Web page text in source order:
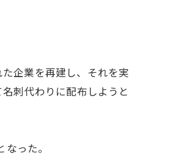
企業を再建し、それを実
刺代わりに配布しようと
った。